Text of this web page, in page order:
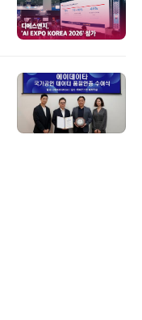
략사업화센터, 'BIO
글로벌 빅파마와의
팅 지원…K-바이오 해
양유전
전, '안전·환경 보고
…2030년 SBT 수준
감축 추진